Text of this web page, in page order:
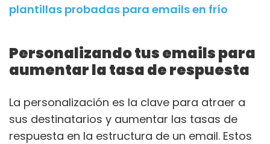
plantillas probadas para emails en frío
Personalizando tus emails para
aumentar la tasa de respuesta
La personalización es la clave para atraer a
sus destinatarios y aumentar las tasas de
respuesta en la estructura de un email. Estos